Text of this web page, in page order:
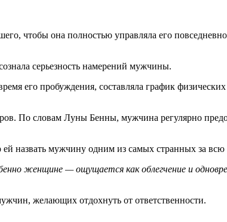
чтобы она полностью управляла его
серьезность намерений мужчины.
его пробуждения, составляла график
По словам Луны Бенны, мужчина регулярно
ей назвать мужчину одним из самых странных за
женщине — ощущается как облегчение и
желающих отдохнуть от ответственности.